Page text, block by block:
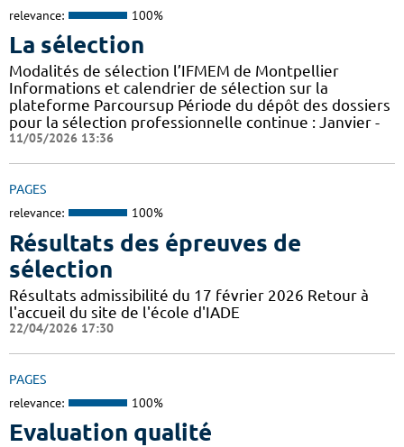
relevance: 100%
La sélection
Modalités de sélection l’IFMEM de Montpellier
Informations et calendrier de sélection sur la
plateforme Parcoursup Période du dépôt des dossiers
pour la sélection professionnelle continue : Janvier -
11/05/2026 13:36
PAGES
relevance: 100%
Résultats des épreuves de
sélection
Résultats admissibilité du 17 février 2026 Retour à
l'accueil du site de l'école d'IADE
22/04/2026 17:30
PAGES
relevance: 100%
Evaluation qualité